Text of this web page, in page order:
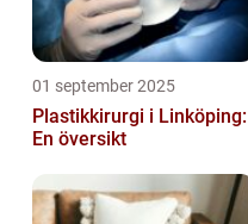
01 september 2025
Plastikkirurgi i Linköping:
En översikt